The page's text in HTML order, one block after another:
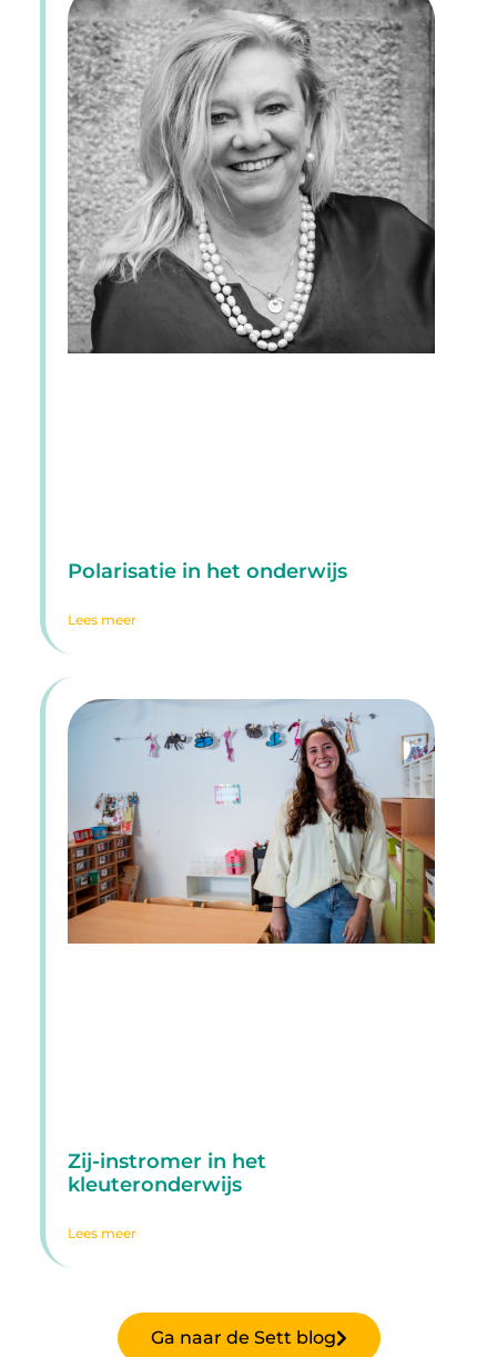
Polarisatie in het onderwijs
Lees meer
Zij-instromer in het
kleuteronderwijs
Lees meer
Ga naar de Sett blog